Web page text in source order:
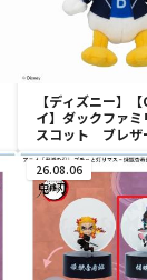
【ディズニー】
イ】ダックファ
スコット ブレザ
ューム
26.08.06